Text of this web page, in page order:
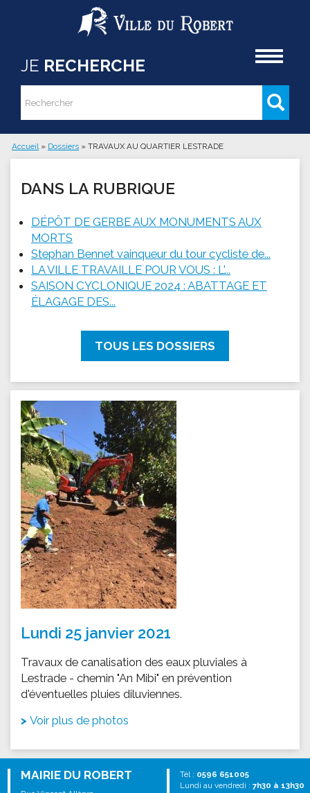
Aller au contenu principal
JE RECHERCHE
Formulaire de recherche
Rechercher
Vous êtes ici
Accueil » Dossiers » TRAVAUX AU QUARTIER LESTRADE
DANS LA RUBRIQUE
DÉPÔT DE GERBE AUX MONUMENTS AUX
MORTS
Stephan Bennet vainqueur du tour cycliste de...
LA VILLE TRAVAILLE POUR VOUS : L'...
SAISON CYCLONIQUE 2024 : ABATTAGE ET
ÉLAGAGE DES...
TOUS LES DOSSIERS
Lundi 25 janvier 2021
Travaux de canalisation des eaux pluviales à
Lestrade - chemin "An Mibi" en prévention
d'éventuelles pluies diluviennes.
Voir plus de photos
MAIRIE DU ROBERT Tél : 0596 651005
Lundi au vendredi : 7h30 à 13h30